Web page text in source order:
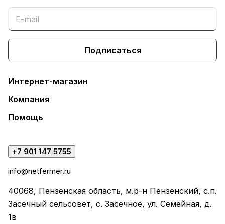
Подписаться
Интернет-магазин
Компания
Помощь
+7 901 147 5755
info@netfermer.ru
40068, Пензенская область, м.р-н Пензенский, с.п.
Засечный сельсовет, с. Засечное, ул. Семейная, д.
1в